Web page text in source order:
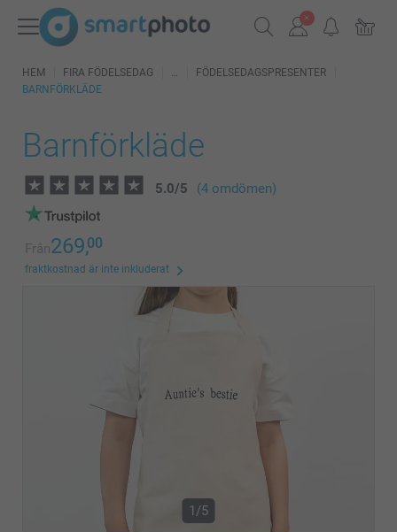
HEM FIRA FÖDELSEDAG
FÖDELSEDAGSPRESENTER
BARNFÖRKLÄDE
Barnförkläde
5.0/5 (4 omdömen)
Från269,00
fraktkostnad är inte inkluderat
1/5